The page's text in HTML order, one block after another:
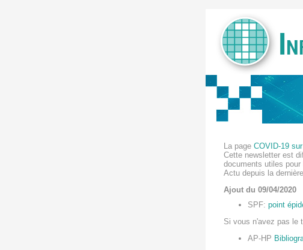
La page COVID-19
Cette newsletter est
documents utiles
Actu depuis la
Ajout du 09/04/2020
SPF: point
Si vous n'avez pas le
AP-HP